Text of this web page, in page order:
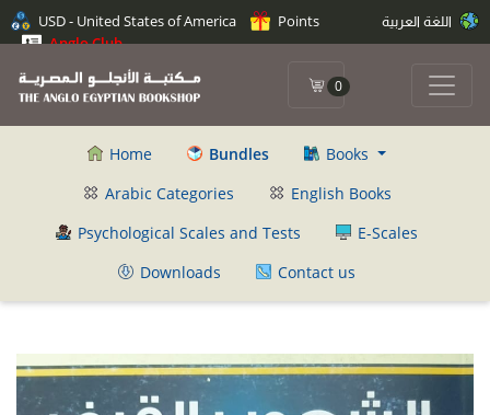
USD - United States of America
Points
Anglo Club
0
Home Bundles
Books
Arabic Categories
English Books
Psychological Scales and Tests
E-Scales
Downloads
Contact us